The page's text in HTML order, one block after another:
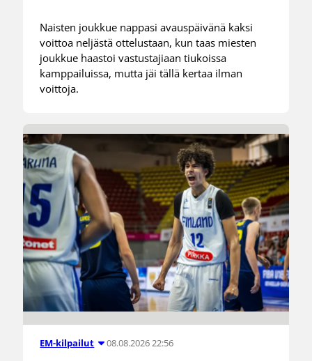
Naisten joukkue nappasi avauspäivänä kaksi
voittoa neljästä ottelustaan, kun taas miesten
joukkue haastoi vastustajiaan tiukoissa
kamppailuissa, mutta jäi tällä kertaa ilman
voittoja.
EM-kilpailut 08.08.2026 22:56